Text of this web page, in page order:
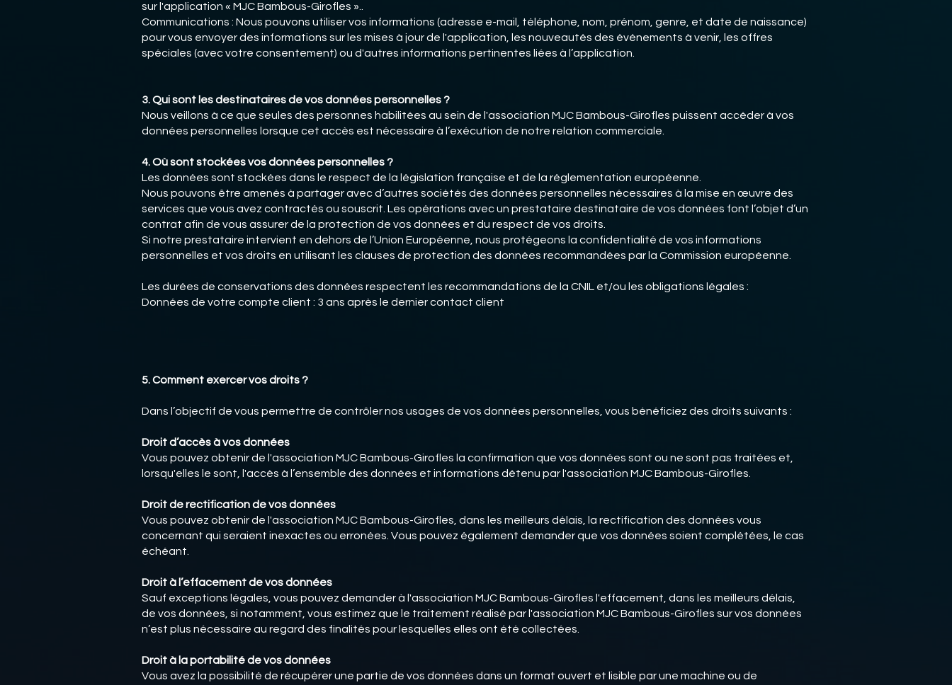
sur l'application « MJC Bambous-Girofles »..
Communications : Nous pouvons utiliser vos informations (adresse e-mail, téléphone, nom, prénom, genre, et date de naissance)
pour vous envoyer des informations sur les mises à jour de l'application, les nouveautés des événements à venir, les offres
spéciales (avec votre consentement) ou d'autres informations pertinentes liées à l’application.
3. Qui sont les destinataires de vos données personnelles ?
Nous veillons à ce que seules des personnes habilitées au sein de l'association MJC Bambous-Girofles puissent accéder à vos
données personnelles lorsque cet accès est nécessaire à l’exécution de notre relation commerciale.
4. Où sont stockées vos données personnelles ?
Les données sont stockées dans le respect de la législation française et de la réglementation européenne.
Nous pouvons être amenés à partager avec d’autres sociétés des données personnelles nécessaires à la mise en œuvre des
services que vous avez contractés ou souscrit. Les opérations avec un prestataire destinataire de vos données font l’objet d’un
contrat afin de vous assurer de la protection de vos données et du respect de vos droits.
Si notre prestataire intervient en dehors de l’Union Européenne, nous protégeons la confidentialité de vos informations
personnelles et vos droits en utilisant les clauses de protection des données recommandées par la Commission européenne.
Les durées de conservations des données respectent les recommandations de la CNIL et/ou les obligations légales :
Données de votre compte client : 3 ans après le dernier contact client
5. Comment exercer vos droits ?
Dans l’objectif de vous permettre de contrôler nos usages de vos données personnelles, vous bénéficiez des droits suivants :
Droit d’accès à vos données
Vous pouvez obtenir de l'association MJC Bambous-Girofles la confirmation que vos données sont ou ne sont pas traitées et,
lorsqu'elles le sont, l'accès à l’ensemble des données et informations détenu par l'association MJC Bambous-Girofles.
Droit de rectification de vos données
Vous pouvez obtenir de l'association MJC Bambous-Girofles, dans les meilleurs délais, la rectification des données vous
concernant qui seraient inexactes ou erronées. Vous pouvez également demander que vos données soient complétées, le cas
échéant.
Droit à l’effacement de vos données
Sauf exceptions légales, vous pouvez demander à l'association MJC Bambous-Girofles l'effacement, dans les meilleurs délais,
de vos données, si notamment, vous estimez que le traitement réalisé par l'association MJC Bambous-Girofles sur vos données
n’est plus nécessaire au regard des finalités pour lesquelles elles ont été collectées.
Droit à la portabilité de vos données
Vous avez la possibilité de récupérer une partie de vos données dans un format ouvert et lisible par une machine ou de